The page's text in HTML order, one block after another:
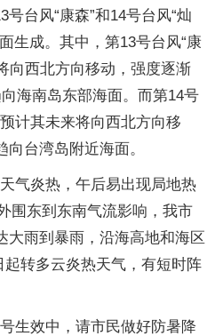
台风“康森”和14号台风“灿
生成。其中，第13号台风“康
向西北方向移动，强度逐渐
海南岛东部海面。而第14号
计其未来将向西北方向移
台湾岛附近海面。
气炎热，午后易出现局地热
围东到东南气流影响，我市
大雨到暴雨，沿海高地和海区
转多云炎热天气，有短时阵
生效中，请市民做好防暑降